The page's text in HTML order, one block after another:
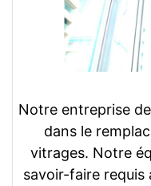
Notre entreprise
dans le
vitrages. Notre
savoir-faire requis